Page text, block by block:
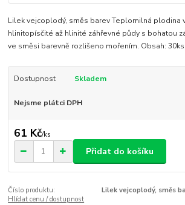
Lilek vejcoplodý, směs barev Teplomilná plodina
hlinitopísčité až hlinité záhřevné půdy s bohatou
ve směsi barevně rozlišeno mořením. Obsah:
Dostupnost Skladem
Nejsme plátci DPH
61 Kč/ks
Přidat do košíku
Číslo produktu:
Lilek vejcoplodý, směs
Hlídat cenu / dostupnost